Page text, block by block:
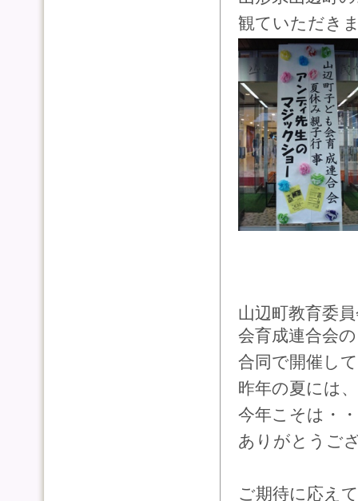
観ていただき
山辺町教育委
会育成連合会
合同で開催し
昨年の夏には
今年こそは・
ありがとうご
ご期待に応え